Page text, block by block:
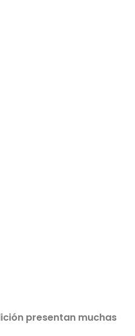
presentan muchas